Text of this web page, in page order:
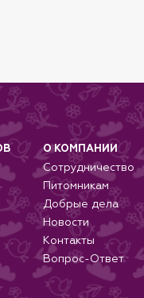
О КОМПАНИИ
Сотрудничество
Питомникам
Добрые дела
Новости
Контакты
Вопрос-Ответ